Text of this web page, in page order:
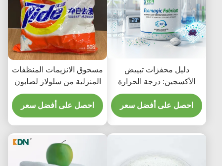
دليل محفزات تبييض
الأكسجين: درجة الحرارة
المنخفضة؟ | كيه دي ان
للتكنولوجيا الحيوية
احصل على أفضل سعر
مسحوق الانزيمات المنظفات
المنزلية من سلولاز لصابون
الملابس اكثر اشراقا ونظافة
احصل على أفضل سعر